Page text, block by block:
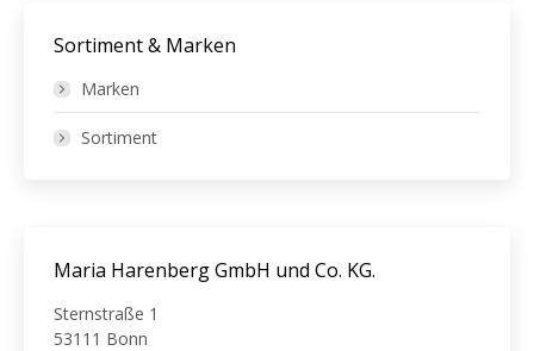
Sortiment & Marken
Marken
Sortiment
Maria Harenberg GmbH und Co. KG.
Sternstraße 1
53111 Bonn